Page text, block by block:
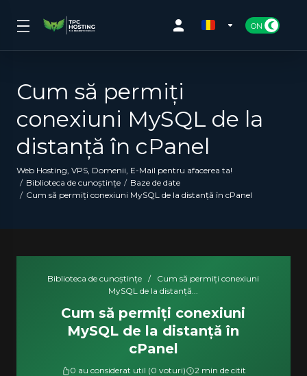
Cum să permiți
conexiuni MySQL de la
distanță în cPanel
Web Hosting, VPS, Domenii, E-Mail pentru afacerea ta!
Biblioteca de cunoștințe
Baze de date
Cum să permiți conexiuni MySQL de la distanță în cPanel
Biblioteca de cunoștințe /
Cum să permiți conexiuni
MySQL de la distanță...
Cum să permiți conexiuni
MySQL de la distanță în
cPanel
0 au considerat util (0 voturi) 2 min de citit